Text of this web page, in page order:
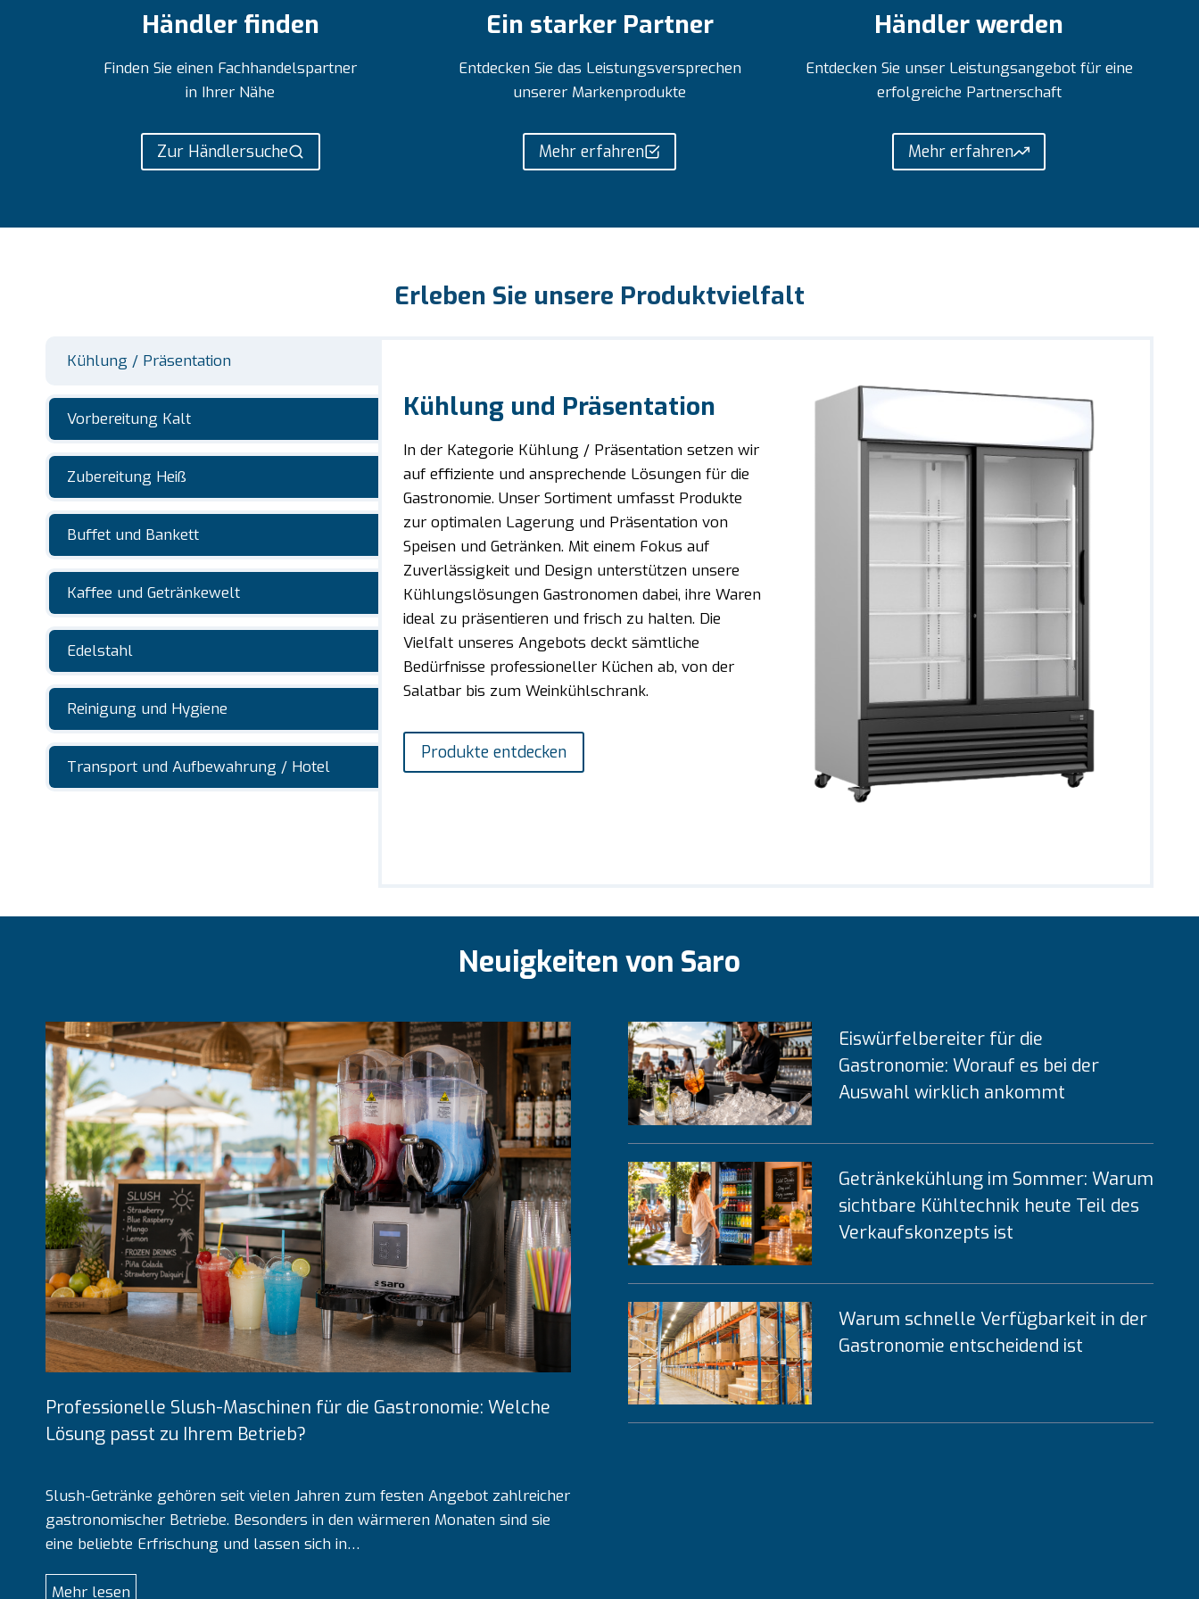
Händler finden
Finden Sie einen Fachhandelspartner
in Ihrer Nähe
Zur Händlersuche
Ein starker Partner
Entdecken Sie das Leistungsversprechen
unserer Markenprodukte
Mehr erfahren
Händler werden
Entdecken Sie unser Leistungsangebot für eine
erfolgreiche Partnerschaft
Mehr erfahren
Erleben Sie unsere Produktvielfalt
Kühlung / Präsentation
Vorbereitung Kalt
Zubereitung Heiß
Buffet und Bankett
Kaffee und Getränkewelt
Edelstahl
Reinigung und Hygiene
Transport und Aufbewahrung / Hotel
Kühlung und Präsentation
In der Kategorie Kühlung / Präsentation setzen wir
auf effiziente und ansprechende Lösungen für die
Gastronomie. Unser Sortiment umfasst Produkte
zur optimalen Lagerung und Präsentation von
Speisen und Getränken. Mit einem Fokus auf
Zuverlässigkeit und Design unterstützen unsere
Kühlungslösungen Gastronomen dabei, ihre Waren
ideal zu präsentieren und frisch zu halten. Die
Vielfalt unseres Angebots deckt sämtliche
Bedürfnisse professioneller Küchen ab, von der
Salatbar bis zum Weinkühlschrank.
Produkte entdecken
Neuigkeiten von Saro
Professionelle Slush-Maschinen für die Gastronomie: Welche
Lösung passt zu Ihrem Betrieb?
Slush-Getränke gehören seit vielen Jahren zum festen Angebot zahlreicher
gastronomischer Betriebe. Besonders in den wärmeren Monaten sind sie
eine beliebte Erfrischung und lassen sich in…
Mehr lesen
Eiswürfelbereiter für die
Gastronomie: Worauf es bei der
Auswahl wirklich ankommt
Getränkekühlung im Sommer: Warum
sichtbare Kühltechnik heute Teil des
Verkaufskonzepts ist
Warum schnelle Verfügbarkeit in der
Gastronomie entscheidend ist